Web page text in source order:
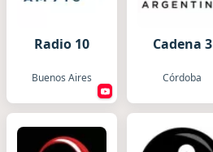
Radio 10
Buenos Aires
Cadena 3
Córdoba